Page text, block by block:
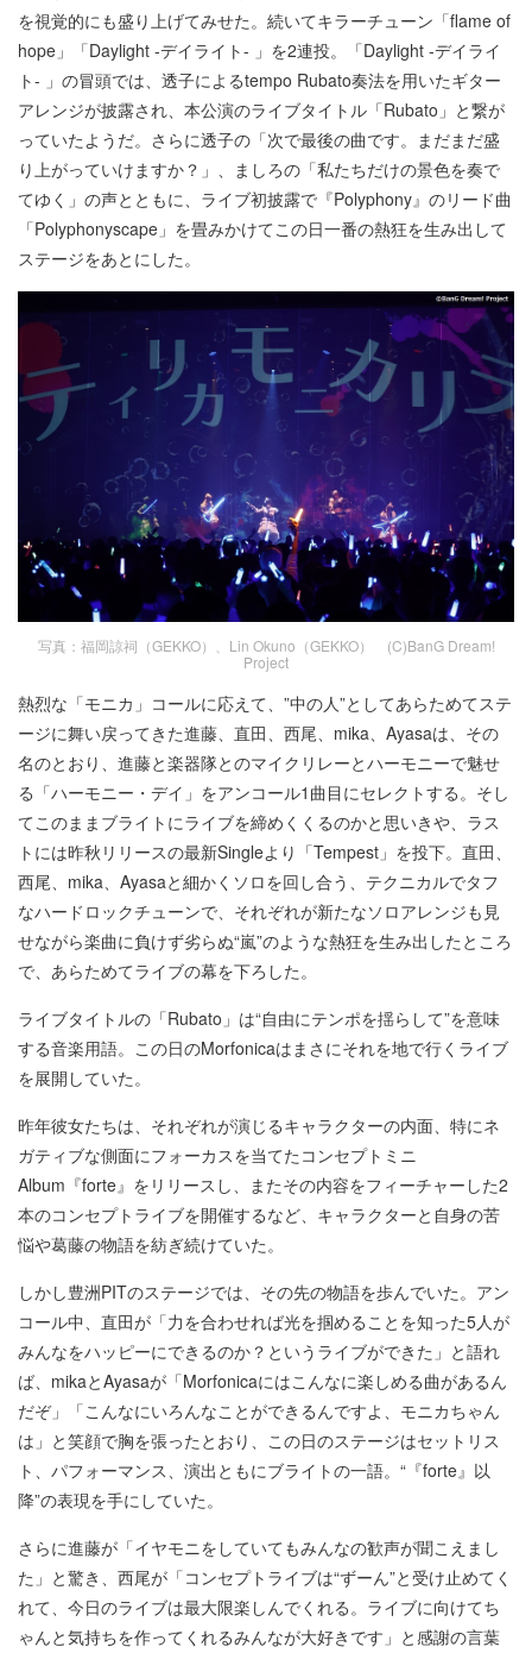
を視覚的にも盛り上げてみせた。続いてキラーチューン「flame of
hope」「Daylight -デイライト- 」を2連投。「Daylight -デイライ
ト- 」の冒頭では、透子によるtempo Rubato奏法を用いたギター
アレンジが披露され、本公演のライブタイトル「Rubato」と繋が
っていたようだ。さらに透子の「次で最後の曲です。まだまだ盛
り上がっていけますか？」、ましろの「私たちだけの景色を奏で
てゆく」の声とともに、ライブ初披露で『Polyphony』のリード曲
「Polyphonyscape」を畳みかけてこの日一番の熱狂を生み出して
ステージをあとにした。
写真：福岡諒祠（GEKKO）、Lin Okuno（GEKKO） (C)BanG Dream!
Project
熱烈な「モニカ」コールに応えて、”中の人”としてあらためてステ
ージに舞い戻ってきた進藤、直田、西尾、mika、Ayasaは、その
名のとおり、進藤と楽器隊とのマイクリレーとハーモニーで魅せ
る「ハーモニー・デイ」をアンコール1曲目にセレクトする。そし
てこのままブライトにライブを締めくくるのかと思いきや、ラス
トには昨秋リリースの最新Singleより「Tempest」を投下。直田、
西尾、mika、Ayasaと細かくソロを回し合う、テクニカルでタフ
なハードロックチューンで、それぞれが新たなソロアレンジも見
せながら楽曲に負けず劣らぬ“嵐”のような熱狂を生み出したところ
で、あらためてライブの幕を下ろした。
ライブタイトルの「Rubato」は“自由にテンポを揺らして”を意味
する音楽用語。この日のMorfonicaはまさにそれを地で行くライブ
を展開していた。
昨年彼女たちは、それぞれが演じるキャラクターの内面、特にネ
ガティブな側面にフォーカスを当てたコンセプトミニ
Album『forte』をリリースし、またその内容をフィーチャーした2
本のコンセプトライブを開催するなど、キャラクターと自身の苦
悩や葛藤の物語を紡ぎ続けていた。
しかし豊洲PITのステージでは、その先の物語を歩んでいた。アン
コール中、直田が「力を合わせれば光を掴めることを知った5人が
みんなをハッピーにできるのか？というライブができた」と語れ
ば、mikaとAyasaが「Morfonicaにはこんなに楽しめる曲があるん
だぞ」「こんなにいろんなことができるんですよ、モニカちゃん
は」と笑顔で胸を張ったとおり、この日のステージはセットリス
ト、パフォーマンス、演出ともにブライトの一語。“『forte』以
降”の表現を手にしていた。
さらに進藤が「イヤモニをしていてもみんなの歓声が聞こえまし
た」と驚き、西尾が「コンセプトライブは“ずーん”と受け止めてく
れて、今日のライブは最大限楽しんでくれる。ライブに向けてち
ゃんと気持ちを作ってくれるみんなが大好きです」と感謝の言葉